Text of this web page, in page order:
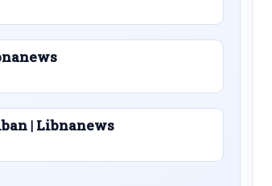
| Libnanews